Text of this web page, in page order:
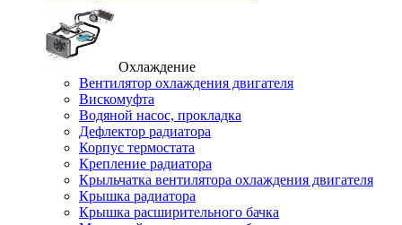
Охлаждение
Вентилятор охлаждения двигателя
Вискомуфта
Водяной насос, прокладка
Дефлектор радиатора
Корпус термостата
Крепление радиатора
Крыльчатка вентилятора охлаждения двигателя
Крышка радиатора
Крышка расширительного бачка